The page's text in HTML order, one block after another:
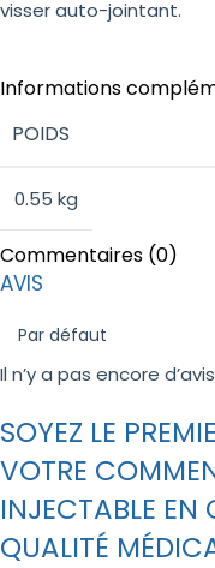
visser auto-jointant.
Informations
POIDS
0.55 kg
Commentaires (0)
AVIS
Il n’y a pas encore
SOYEZ LE
VOTRE
INJECTABLE
QUALITÉ